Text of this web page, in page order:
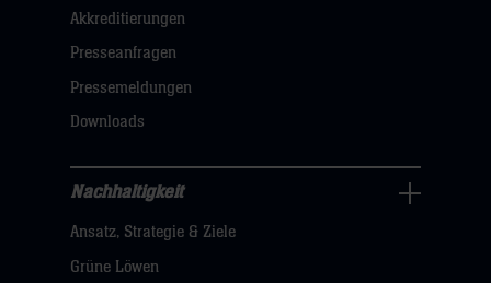
Navigation
öffnen,
dann
klicken
hier
Akkreditierungen
Presseanfragen
Pressemeldungen
Downloads
Nachhaltigkeit
Navigation
öffnen,
Nachhaltigkeit
Ansatz, Strategie & Ziele
Grüne Löwen